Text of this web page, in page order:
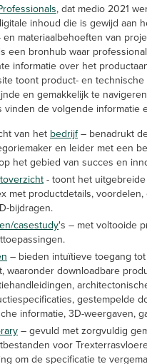
, dat medio 2021
inhoud die is gewijd aan
en materiaalbehoeften van
een bronhub waar
informatie over het
toont product- en
en gemakkelijk te
vinden de volgende informatie
van het bedrijf– benadrukt
en leider met een
het gebied van succes en
- toont het
met productdetails,
bijdragen.
casestudy's – met voltooide
– bieden intuïtieve toegang
waaronder downloadbare
gestempelde
informatie, 3D-weergaven,
– gevuld met zorgvuldig
voor
om de specificatie te